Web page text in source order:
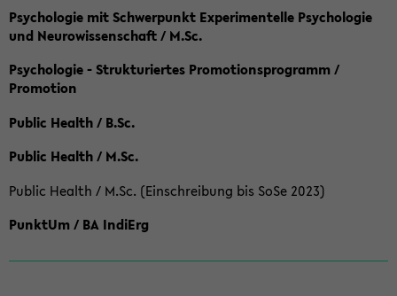
Psychologie mit Schwerpunkt Experimentelle Psychologie
und Neurowissenschaft / M.Sc.
Psychologie - Strukturiertes Promotionsprogramm /
Promotion
Public Health / B.Sc.
Public Health / M.Sc.
Public Health / M.Sc. (Einschreibung bis SoSe 2023)
PunktUm / BA IndiErg